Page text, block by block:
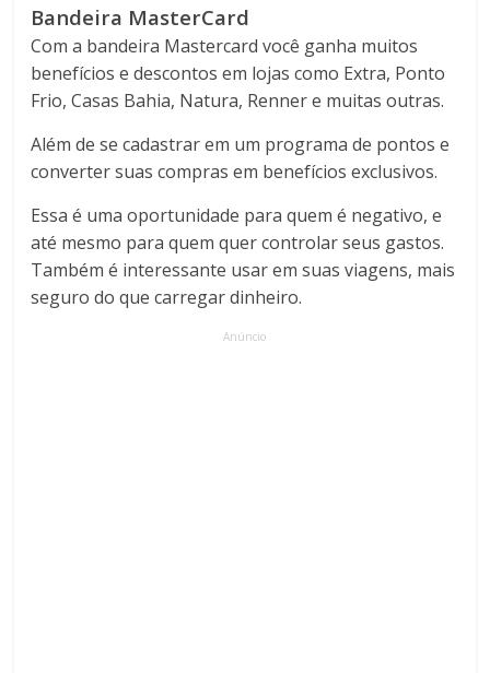
Bandeira MasterCard
Com a bandeira Mastercard você ganha muitos
benefícios e descontos em lojas como Extra, Ponto
Frio, Casas Bahia, Natura, Renner e muitas outras.
Além de se cadastrar em um programa de pontos e
converter suas compras em benefícios exclusivos.
Essa é uma oportunidade para quem é negativo, e
até mesmo para quem quer controlar seus gastos.
Também é interessante usar em suas viagens, mais
seguro do que carregar dinheiro.
Anúncio